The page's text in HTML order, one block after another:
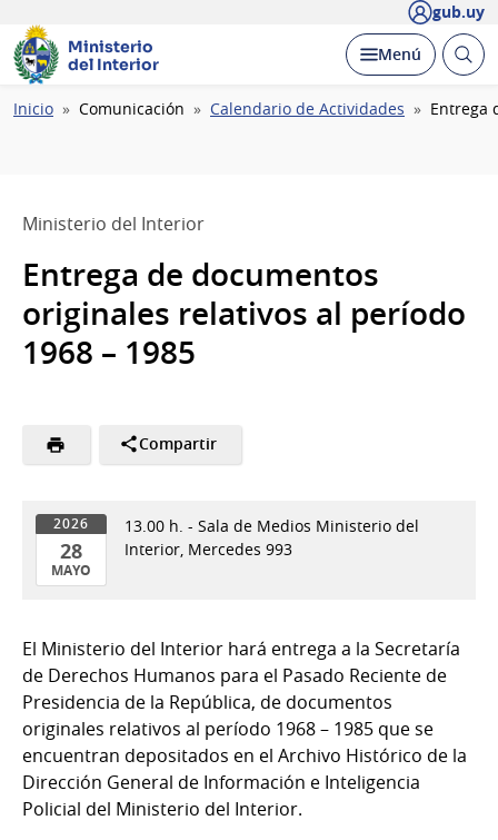
gub.uy
Ministerio
del Interior
Desplegar
Menú Abrir
Ruta
Inicio Comunicación Calendario de Actividades Entrega
Ministerio del Interior
Entrega de documentos
originales relativos al período
1968 – 1985
Compartir
2026
28
MAYO
Mayo
del
2026
13.00 h. - Sala de Medios Ministerio del
Interior, Mercedes 993
El Ministerio del Interior hará entrega a la Secretaría
de Derechos Humanos para el Pasado Reciente de
Presidencia de la República, de documentos
originales relativos al período 1968 – 1985 que se
encuentran depositados en el Archivo Histórico de la
Dirección General de Información e Inteligencia
Policial del Ministerio del Interior.